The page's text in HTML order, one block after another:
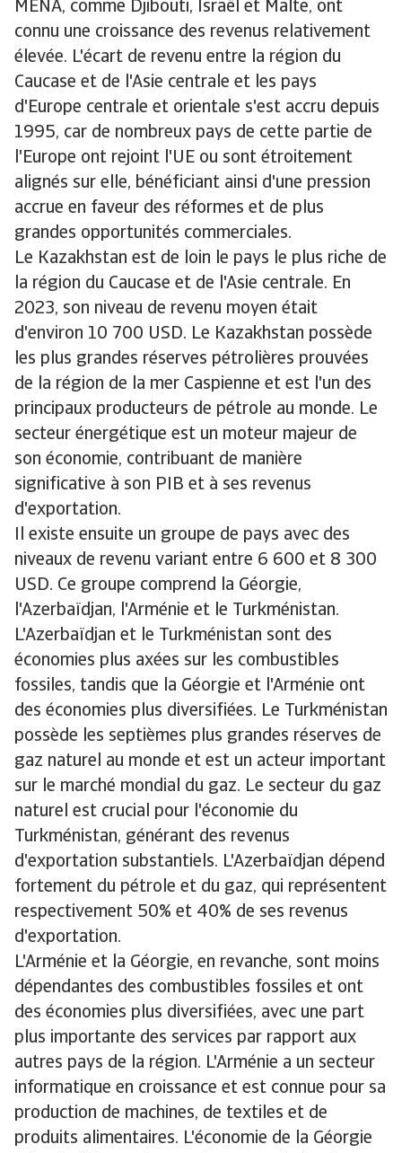
MENA, comme Djibouti, Israël et Malte, ont
connu une croissance des revenus relativement
élevée. L'écart de revenu entre la région du
Caucase et de l'Asie centrale et les pays
d'Europe centrale et orientale s'est accru depuis
1995, car de nombreux pays de cette partie de
l'Europe ont rejoint l'UE ou sont étroitement
alignés sur elle, bénéficiant ainsi d'une pression
accrue en faveur des réformes et de plus
grandes opportunités commerciales.
Le Kazakhstan est de loin le pays le plus riche de
la région du Caucase et de l'Asie centrale. En
2023, son niveau de revenu moyen était
d'environ 10 700 USD. Le Kazakhstan possède
les plus grandes réserves pétrolières prouvées
de la région de la mer Caspienne et est l'un des
principaux producteurs de pétrole au monde. Le
secteur énergétique est un moteur majeur de
son économie, contribuant de manière
significative à son PIB et à ses revenus
d'exportation.
Il existe ensuite un groupe de pays avec des
niveaux de revenu variant entre 6 600 et 8 300
USD. Ce groupe comprend la Géorgie,
l'Azerbaïdjan, l'Arménie et le Turkménistan.
L'Azerbaïdjan et le Turkménistan sont des
économies plus axées sur les combustibles
fossiles, tandis que la Géorgie et l'Arménie ont
des économies plus diversifiées. Le Turkménistan
possède les septièmes plus grandes réserves de
gaz naturel au monde et est un acteur important
sur le marché mondial du gaz. Le secteur du gaz
naturel est crucial pour l'économie du
Turkménistan, générant des revenus
d'exportation substantiels. L'Azerbaïdjan dépend
fortement du pétrole et du gaz, qui représentent
respectivement 50% et 40% de ses revenus
d'exportation.
L'Arménie et la Géorgie, en revanche, sont moins
dépendantes des combustibles fossiles et ont
des économies plus diversifiées, avec une part
plus importante des services par rapport aux
autres pays de la région. L'Arménie a un secteur
informatique en croissance et est connue pour sa
production de machines, de textiles et de
produits alimentaires. L'économie de la Géorgie